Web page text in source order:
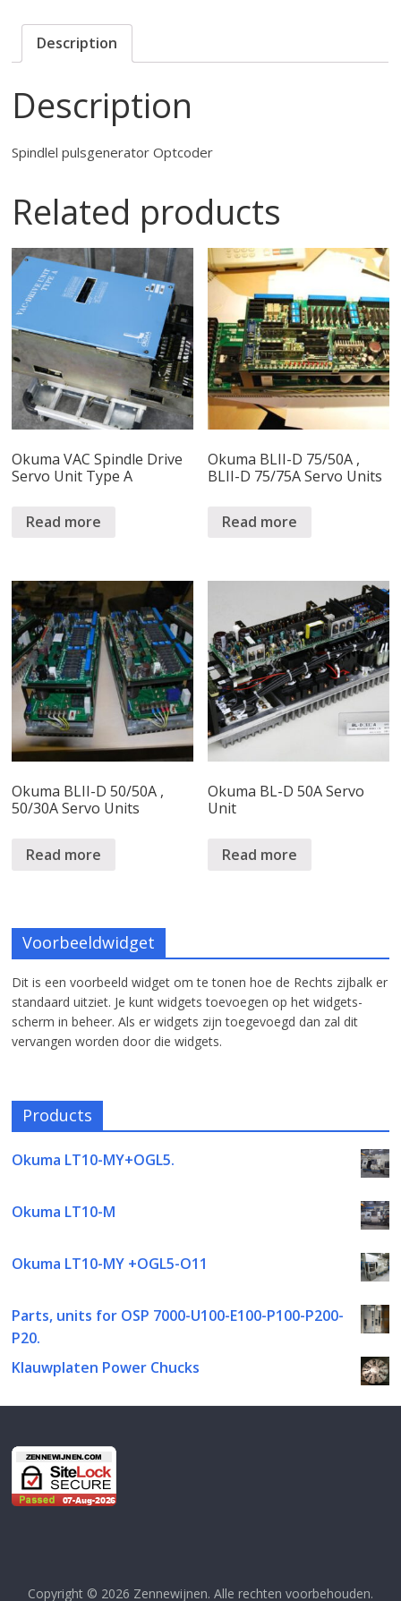
Description
Description
Spindlel pulsgenerator Optcoder
Related products
Okuma VAC Spindle Drive
Servo Unit Type A
Read more
Okuma BLII-D 75/50A ,
BLII-D 75/75A Servo Units
Read more
Okuma BLII-D 50/50A ,
50/30A Servo Units
Read more
Okuma BL-D 50A Servo
Unit
Read more
Voorbeeldwidget
Dit is een voorbeeld widget om te tonen hoe de Rechts zijbalk er
standaard uitziet. Je kunt widgets toevoegen op het widgets-
scherm in beheer. Als er widgets zijn toegevoegd dan zal dit
vervangen worden door die widgets.
Products
Okuma LT10-MY+OGL5.
Okuma LT10-M
Okuma LT10-MY +OGL5-O11
Parts, units for OSP 7000-U100-E100-P100-P200-
P20.
Klauwplaten Power Chucks
Copyright © 2026 Zennewijnen. Alle rechten voorbehouden.